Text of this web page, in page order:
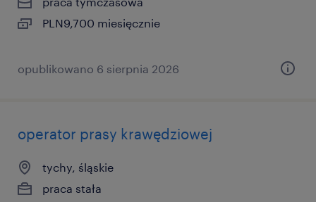
PLN9,700 miesięcznie
opublikowano 6 sierpnia 2026
operator prasy krawędziowej
tychy, śląskie
praca stała